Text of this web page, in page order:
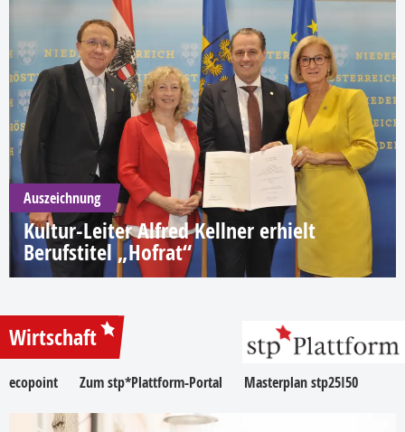
Auszeichnung
Kultur-Leiter Alfred Kellner erhielt
Berufstitel „Hofrat“
Wirtschaft
ecopoint Zum stp*Plattform-Portal Masterplan stp25I50